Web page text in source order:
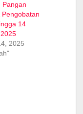
Pangan
Pengobatan
14
2025